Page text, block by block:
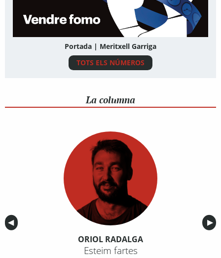
Portada | Meritxell Garriga
TOTS ELS NÚMEROS
La columna
Anterior
◀︎ ▶︎
ORIOL RADALGA
Esteim fartes